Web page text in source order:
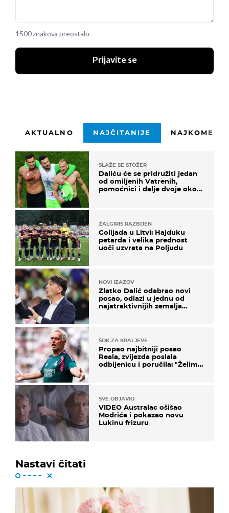
1500 znakova preostalo
Prijavite se
AKTUALNO NAJČITANIJE
SLAŽE SE STOŽER
Daliću će se pridružiti jedan
od omiljenih Vatrenih,
pomoćnici i dalje dvoje oko
ŽALGIRIS RAZBIJEN
Golijada u Litvi: Hajduku
petarda i velika prednost
uoči uzvrata na Poljudu
NOVI IZAZOV
Zlatko Dalić odabrao novi
posao, odlazi u jednu od
najatraktivnijih zemalja
ŠOK ZA KRALJEVE
Propao najbitniji posao
Reala, zvijezda poslala
odbijenicu i poručila: "Želim
SVE OBJAVIO
VIDEO Australac ošišao
Modrića i pokazao novu
Lukinu frizuru
Nastavi čitati